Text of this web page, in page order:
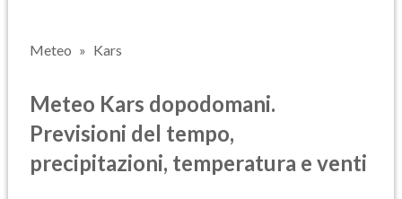
Meteo Kars
Meteo Kars dopodomani.
Previsioni del tempo,
precipitazioni, temperatura e venti